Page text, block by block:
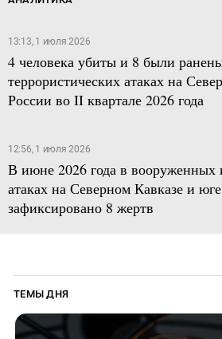
13:13, 1 июля 2026
4 человека убиты и 8 были
террористических атаках на
России во II квартале 2026 года
12:56, 1 июля 2026
В июне 2026 года в вооруженных
атаках на Северном Кавказе и
зафиксировано 8 жертв
ТЕМЫ ДНЯ